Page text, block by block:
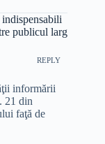
publicul larg
REPLY
informării
21 din
faţă de